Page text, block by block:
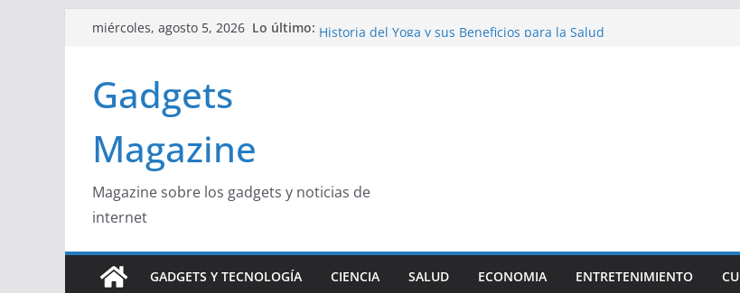
Saltarmiércoles, agosto 5, 2026 Lo último: Curiosidades Fascinantes sobre los Perros Salchicha
Gadgets
Magazine
Magazine sobre los gadgets y noticias de
internet
GADGETS Y TECNOLOGÍA CIENCIA SALUD ECONOMIA ENTRETENIMIENTO